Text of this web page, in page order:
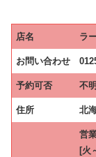
店名 ラ
お問い合わせ
予約可否 不明
住所 北
営
[火